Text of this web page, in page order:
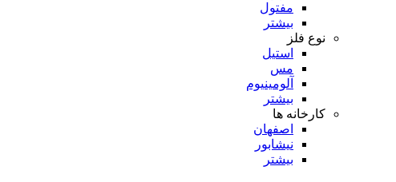
مفتول
بیشتر
نوع فلز
استیل
مس
آلومینیوم
بیشتر
کارخانه ها
اصفهان
نیشابور
بیشتر